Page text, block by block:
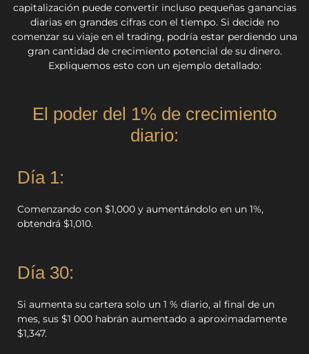
capitalización puede convertir incluso pequeñas ganancias
diarias en grandes cifras con el tiempo. Si decide no
comenzar su viaje en el trading, podría estar perdiendo una
gran cantidad de crecimiento potencial de su dinero.
Expliquemos esto con un ejemplo detallado:
El poder del 1% de crecimiento
diario:
Día 1:
Comenzando con $1,000 y aumentándolo en un 1%,
obtendrá $1,010.
Día 30:
Si aumenta su cartera solo un 1 % diario, al final de un
mes, sus $1 000 habrán aumentado a aproximadamente
$1,347.